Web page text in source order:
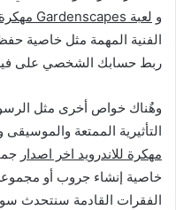
و لعبة Gardenscapes مهكرة اخر اصدار
الفنية المهمة مثل خاصية
ربط حسابك الشخصي على
وهٌناك خواص أخرى مثل
التأثيرية الممتعة
مهكرة للاندرويد اخر اصدار
خاصية إنشاء جروب أو
الفقرات القادمة سنتحدث